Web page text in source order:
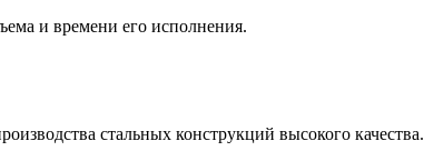
и времени его исполнения.
стальных конструкций высокого качества.